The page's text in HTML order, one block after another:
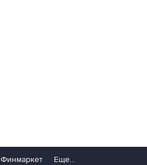
Финмаркет Еще...